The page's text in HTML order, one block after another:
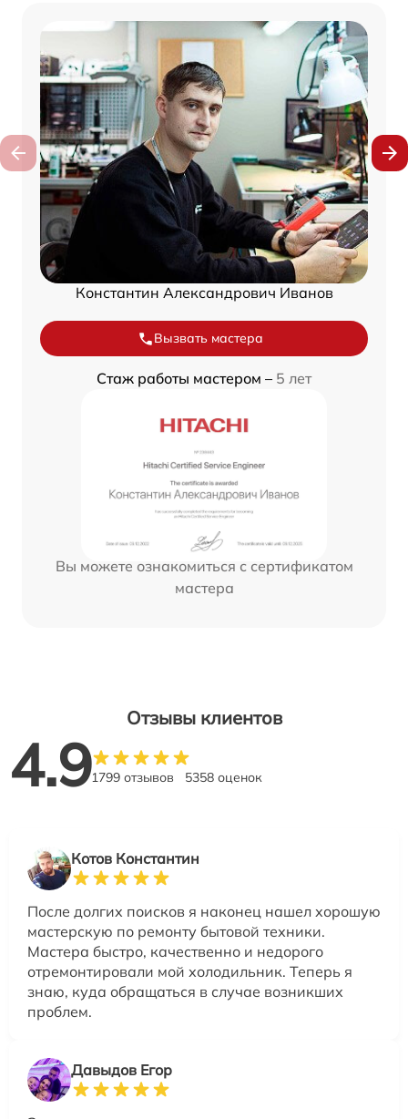
Константин Александрович Иванов
Вызвать мастера
Стаж работы мастером – 5 лет
Вы можете ознакомиться с сертификатом
мастера
Отзывы клиентов
4.91799 отзывов 5358 оценок
Котов Константин
После долгих поисков я наконец нашел хорошую
мастерскую по ремонту бытовой техники.
Мастера быстро, качественно и недорого
отремонтировали мой холодильник. Теперь я
знаю, куда обращаться в случае возникших
проблем.
Давыдов Егор